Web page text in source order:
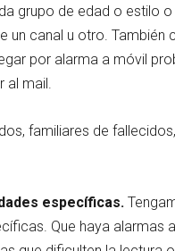
grupo de edad o estilo
un canal u otro. También
por alarma a móvil
al mail.
familiares de
específicas.
Que haya alarmas